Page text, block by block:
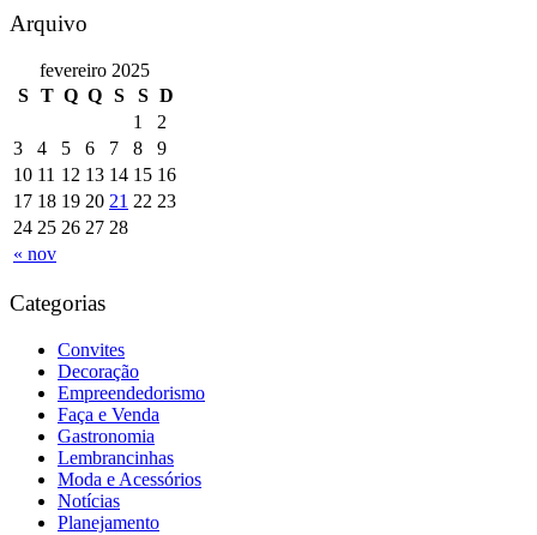
Arquivo
fevereiro 2025
S
T Q Q S S D
« nov
1
2
3
4 5 6 7 8
9
10 11 12 13 14 15 16
17 18 19 20 21 22 23
24 25 26 27 28
Categorias
Convites
Decoração
Empreendedorismo
Faça e Venda
Gastronomia
Lembrancinhas
Moda e Acessórios
Notícias
Planejamento